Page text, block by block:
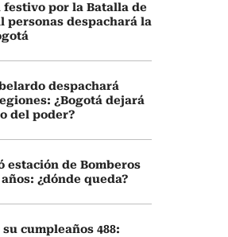
festivo por la Batalla de
personas despachará la
despachará
¿Bogotá dejará
del poder?
estación de Bomberos
¿dónde queda?
cumpleaños 488: